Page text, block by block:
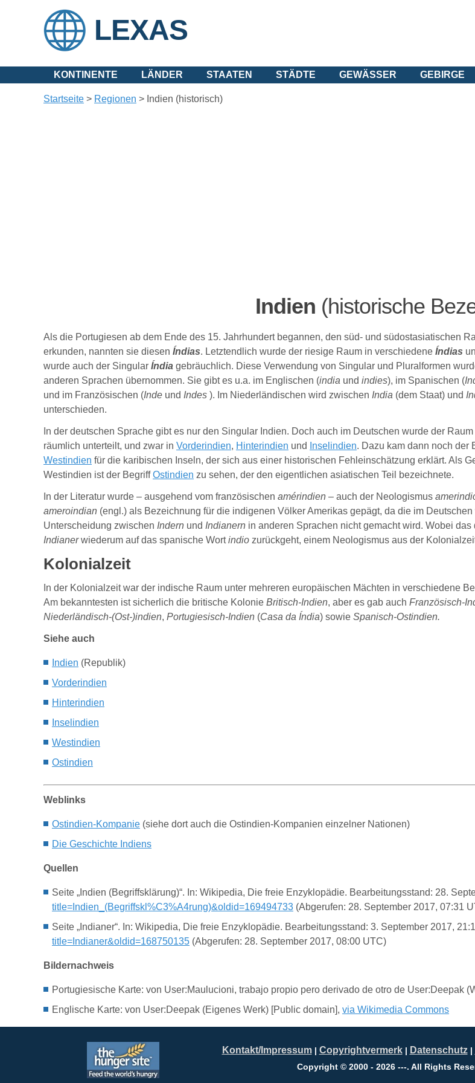
LEXAS
KONTINENTE LÄNDER STAATEN STÄDTE GEWÄSSER GEBIRGE
Startseite > Regionen > Indien (historisch)
Indien (historische
Als die Portugiesen ab dem Ende des 15. Jahrhundert begannen, den süd- und südostasiatischen
erkunden, nannten sie diesen Índias. Letztendlich wurde der riesige Raum in verschiedene Índias
wurde auch der Singular Índia gebräuchlich. Diese Verwendung von Singular und Pluralformen
anderen Sprachen übernommen. Sie gibt es u.a. im Englischen (india und indies), im Spanischen (
und im Französischen (Inde und Indes ). Im Niederländischen wird zwischen India (dem Staat) und
unterschieden.
In der deutschen Sprache gibt es nur den Singular Indien. Doch auch im Deutschen wurde der
räumlich unterteilt, und zwar in Vorderindien, Hinterindien und Inselindien. Dazu kam dann noch der
Westindien für die karibischen Inseln, der sich aus einer historischen Fehleinschätzung erklärt. Als
Westindien ist der BegriffOstindien zu sehen, der den eigentlichen asiatischen Teil bezeichnete.
In der Literatur wurde – ausgehend vom französischen amérindien – auch der Neologismus
ameroindian (engl.) als Bezeichnung für die indigenen Völker Amerikas gepägt, da die im
Unterscheidung zwischen Indern und Indianern in anderen Sprachen nicht gemacht wird. Wobei das
Indianerwiederum auf das spanische Wortindio zurückgeht, einem Neologismus aus der
Kolonialzeit
In der Kolonialzeit war der indische Raum unter mehreren europäischen Mächten in verschiedene
Am bekanntesten ist sicherlich die britische Kolonie Britisch-Indien, aber es gab auch Französisch-
Niederländisch-(Ost-)indien, Portugiesisch-Indien (Casa da Índia) sowie Spanisch-Ostindien.
Siehe auch
ndien (Republik)
Vorderindien
Hinterindien
nselindien
Westindien
Ostindien
Weblinks
Ostindien-Kompanie (siehe dort auch die Ostindien-Kompanien einzelner Nationen)
Die Geschichte Indiens
Quellen
Seite „Indien (Begriffsklärung)“. In: Wikipedia, Die freie Enzyklopädie. Bearbeitungsstand: 28.
title=Indien_(Begriffskl%C3%A4rung)&oldid=169494733 (Abgerufen: 28. September 2017, 07:31
Seite „Indianer“. In: Wikipedia, Die freie Enzyklopädie. Bearbeitungsstand: 3. September 2017,
title=Indianer&oldid=168750135 (Abgerufen: 28. September 2017, 08:00 UTC)
Bildernachweis
Portugiesische Karte: von User:Maulucioni, trabajo propio pero derivado de otro de User:Deepak
Englische Karte: von User:Deepak (Eigenes Werk) [Public domain], via Wikimedia Commons
Kontakt/Impressum| Copyrightvermerk| Datenschutz|
Copyright © 2000 - 2026 ---. All Rights